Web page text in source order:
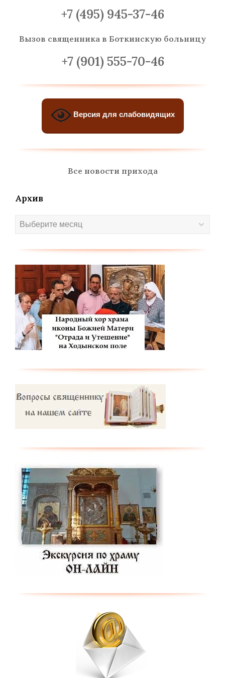
+7 (495) 945-37-46
Вызов священника в Боткинскую больницу
+7 (901) 555-70-46
Версия для слабовидящих
Все новости прихода
Архив
Архив